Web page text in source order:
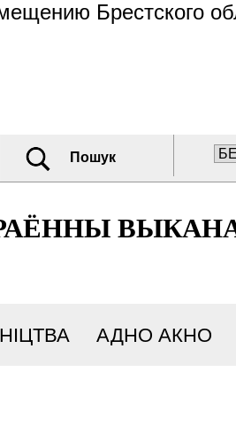
Брестского
Пошук
АДНО АКНО